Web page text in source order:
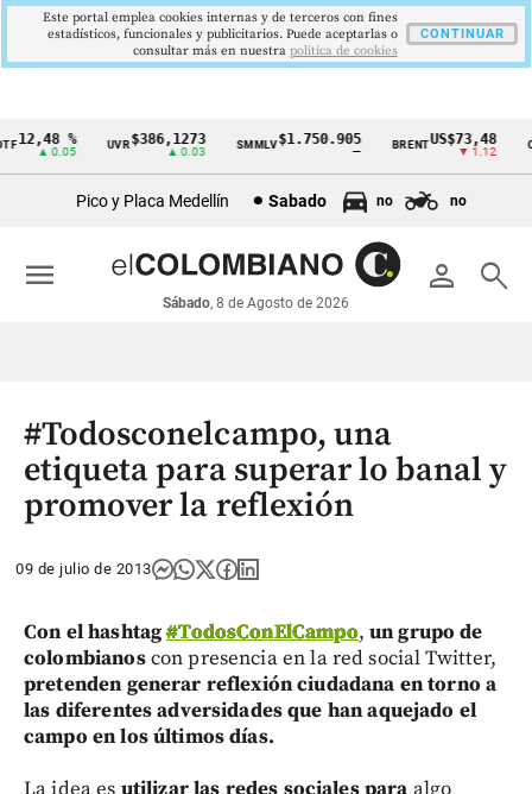
Cintillo
económicos
Colombia
12,48 %
▲ 0.05
UVR$386,1273
▲ 0.03
SMMLV$1.750.905 BRENTUS$73,48
▼ 1.12
Pico y Placa Medellín Sabado no no
person search
Sábado, 8 de Agosto de 2026
menu
#Todosconelcampo, una
etiqueta para superar lo banal y
promover la reflexión
09 de julio de 2013
Con el hashtag#TodosConElCampo, un grupo de
colombianoscon presencia en la red social Twitter,
pretenden generar reflexión ciudadana en torno a
las diferentes adversidades que han aquejado el
campo en los últimos días.
Este portal emplea cookies internas y de terceros con fines
estadísticos, funcionales y publicitarios. Puede aceptarlas o
consultar más en nuestra politica de cookies
CONTINUAR